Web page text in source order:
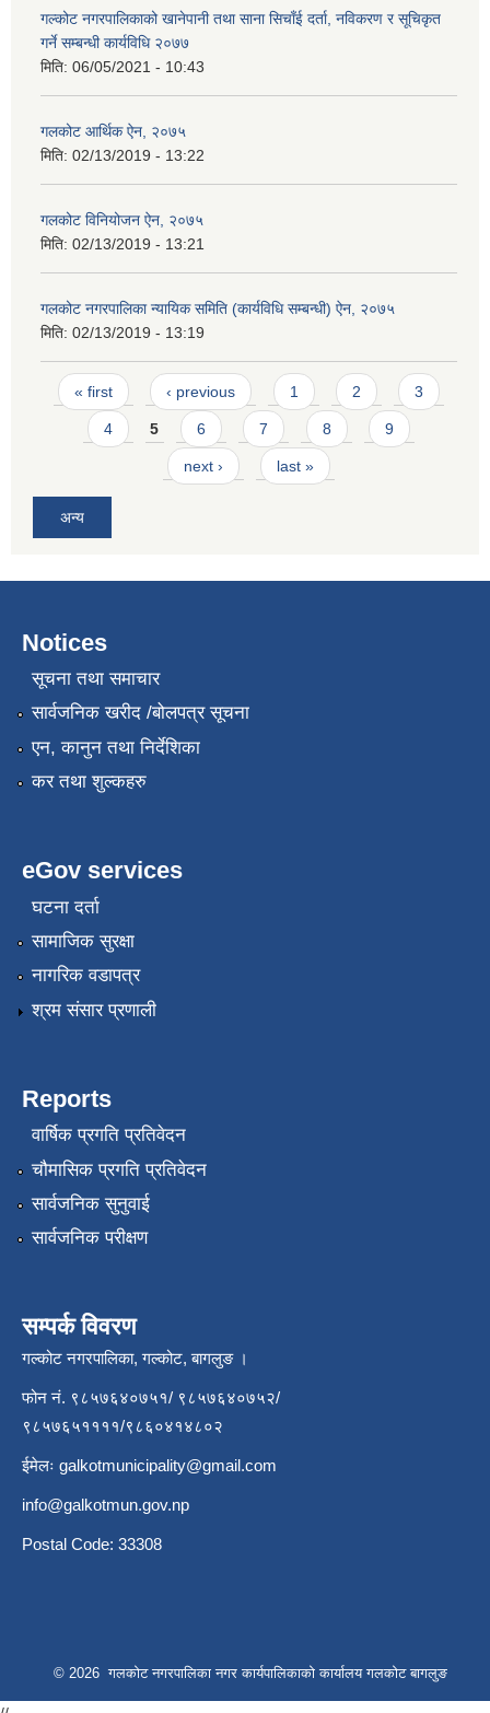
गल्कोट नगरपालिकाको खानेपानी तथा साना सिचाँई दर्ता, नविकरण र सूचिकृत
गर्ने सम्बन्धी कार्यविधि २०७७
मिति: 06/05/2021 - 10:43
गलकोट आर्थिक ऐन, २०७५
मिति: 02/13/2019 - 13:22
गलकोट विनियोजन ऐन, २०७५
मिति: 02/13/2019 - 13:21
गलकोट नगरपालिका न्यायिक समिति (कार्यविधि सम्बन्धी) ऐन, २०७५
मिति: 02/13/2019 - 13:19
Pages
« first ‹ previous 1 2 3
4 5 6 7 8 9
next › last »
अन्य
Notices
सूचना तथा समाचार
सार्वजनिक खरीद /बोलपत्र सूचना
एन, कानुन तथा निर्देशिका
कर तथा शुल्कहरु
eGov services
घटना दर्ता
सामाजिक सुरक्षा
नागरिक वडापत्र
श्रम संसार प्रणाली
Reports
वार्षिक प्रगति प्रतिवेदन
चौमासिक प्रगति प्रतिवेदन
सार्वजनिक सुनुवाई
सार्वजनिक परीक्षण
सम्पर्क विवरण
गल्कोट नगरपालिका, गल्कोट, बागलुङ ।
फोन नं. ९८५७६४०७५१/ ९८५७६४०७५२/
९८५७६५११११/९८६०४१४८०२
ईमेलः galkotmunicipality@gmail.com
info@galkotmun.gov.np
Postal Code: 33308
© 2026 गलकोट नगरपालिका नगर कार्यपालिकाको कार्यालय गलकोट बागलुङ